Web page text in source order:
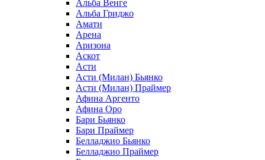
Альба Венге
Альба Гриджо
Амати
Арена
Аризона
Аскот
Асти
Асти (Милан) Бьянко
Асти (Милан) Праймер
Афина Аргенто
Афина Оро
Бари Бьянко
Бари Праймер
Белладжио Бьянко
Белладжио Праймер